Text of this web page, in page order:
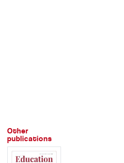
Other
publications